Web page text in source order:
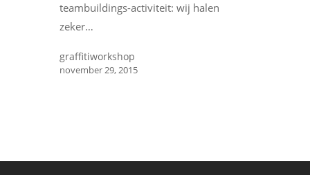
teambuildings-activiteit: wij halen
zeker…
graffitiworkshop
november 29, 2015